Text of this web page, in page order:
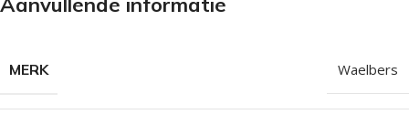
MERK Waelbers